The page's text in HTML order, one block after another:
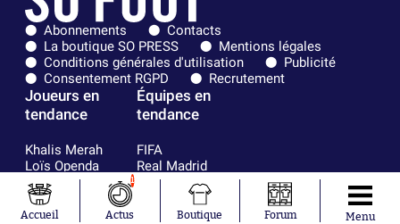
Abonnements
Contacts
La boutique SO PRESS
Mentions légales
Conditions générales d'utilisation
Publicité
Consentement RGPD
Recrutement
Joueurs en
tendance
Khalis Merah
Loïs Openda
Moussa
Niakhaté
Nicolás
Équipes en
tendance
FIFA
Real Madrid
Bordeaux
Chelsea
Accueil
1
Actus Boutique Forum Menu